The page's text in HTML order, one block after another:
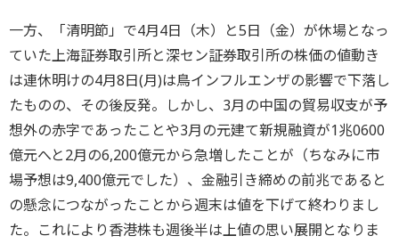
一方、「清明節」で4月4日（木）と5日（金）が休場となっ
ていた上海証券取引所と深セン証券取引所の株価の値動き
は連休明けの4月8日(月)は鳥インフルエンザの影響で下落し
たものの、その後反発。しかし、3月の中国の貿易収支が予
想外の赤字であったことや3月の元建て新規融資が1兆0600
億元へと2月の6,200億元から急増したことが（ちなみに市
場予想は9,400億元でした）、金融引き締めの前兆であると
の懸念につながったことから週末は値を下げて終わりまし
た。これにより香港株も週後半は上値の思い展開となりま